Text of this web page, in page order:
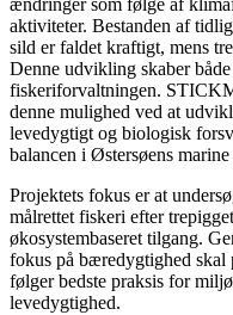
ændringer som følge af
aktiviteter. Bestanden af
sild er faldet kraftigt, mens
Denne udvikling skaber
fiskeriforvaltningen.
denne mulighed ved at
levedygtigt og biologisk
balancen i Østersøens
Projektets fokus er at
målrettet fiskeri efter
økosystembaseret tilgang.
fokus på bæredygtighed skal
følger bedste praksis for
levedygtighed.